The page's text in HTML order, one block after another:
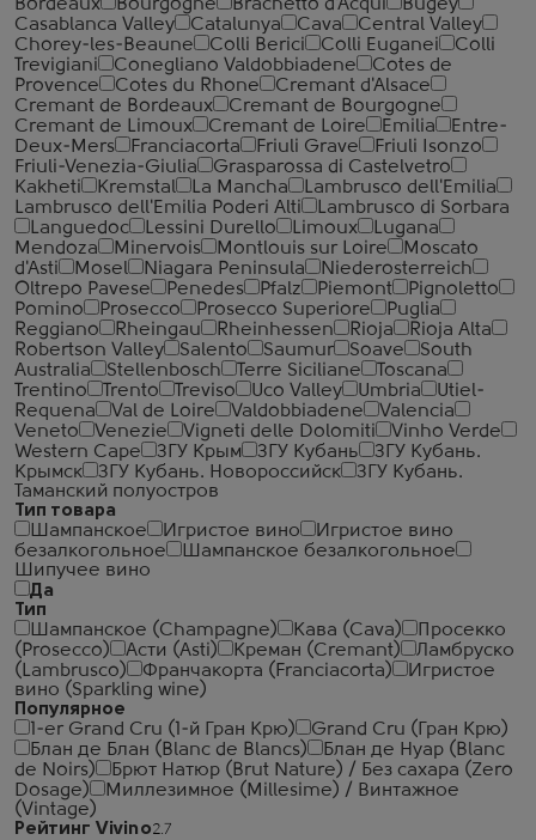
Bordeaux
Bourgogne Brachetto d'Acqui
Bugey
Casablanca Valley
Catalunya Cava
Central Valley
Chorey-les-Beaune
Colli Berici Colli Euganei
Colli
Trevigiani
Conegliano Valdobbiadene
Cotes de
Provence
Cotes du Rhone
Cremant d'Alsace
Cremant de Bordeaux
Cremant de Bourgogne
Cremant de Limoux
Cremant de Loire Emilia
Entre-
Deux-Mers
Franciacorta Friuli Grave
Friuli Isonzo
Friuli-Venezia-Giulia
Grasparossa di Castelvetro
Kakheti
Kremstal La Mancha
Lambrusco dell'Emilia
Lambrusco dell'Emilia Poderi Alti
Lambrusco di Sorbara
Languedoc
Lessini Durello Limoux
Lugana
Mendoza
Minervois Montlouis sur Loire
Moscato
d'Asti
Mosel Niagara Peninsula
Niederosterreich
Oltrepo Pavese
Penedes Pfalz Piemont
Pignoletto
Pomino
Prosecco Prosecco Superiore
Puglia
Reggiano
Rheingau Rheinhessen Rioja
Rioja Alta
Robertson Valley
Salento Saumur Soave
South
Australia
Stellenbosch Terre Siciliane
Toscana
Trentino
Trento Treviso Uco Valley Umbria
Utiel-
Requena
Val de Loire Valdobbiadene
Valencia
Veneto
Venezie Vigneti delle Dolomiti
Vinho Verde
Western Cape
ЗГУ Крым ЗГУ Кубань
ЗГУ Кубань.
Крымск
ЗГУ Кубань. Новороссийск
ЗГУ Кубань.
Таманский полуостров
Тип товара
Шампанское
Игристое вино
Игристое вино
безалкогольное
Шампанское безалкогольное
Шипучее вино
Да
Тип
Шампанское (Champagne)
Кава (Cava)
Просекко
(Prosecco)
Асти (Asti) Креман (Cremant)
Ламбруско
(Lambrusco)
Франчакорта (Franciacorta)
Игристое
вино (Sparkling wine)
Популярное
1-er Grand Cru (1-й Гран Крю)
Grand Cru (Гран Крю)
Блан де Блан (Blanc de Blancs)
Блан де Нуар (Blanc
de Noirs)
Брют Натюр (Brut Nature) / Без сахара (Zero
Dosage)
Миллезимное (Millesime) / Винтажное
(Vintage)
Рейтинг Vivino